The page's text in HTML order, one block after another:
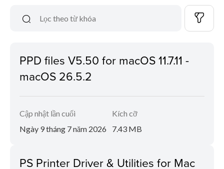
PPD files V5.50 for macOS 11.7.11 -
macOS 26.5.2
Cập nhật lần cuối
Ngày 9 tháng 7 năm 2026
Kích cỡ
7.43 MB
PS Printer Driver & Utilities for Mac